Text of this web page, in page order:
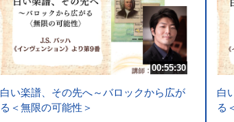
00:55:30
白い楽譜、その先へ～バロックから広が
る＜無限の可能性＞
白
る